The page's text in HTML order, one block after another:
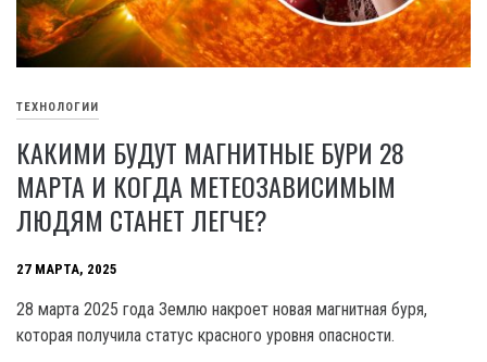
ТЕХНОЛОГИИ
КАКИМИ БУДУТ МАГНИТНЫЕ БУРИ 28
МАРТА И КОГДА МЕТЕОЗАВИСИМЫМ
ЛЮДЯМ СТАНЕТ ЛЕГЧЕ?
27 МАРТА, 2025
28 марта 2025 года Землю накроет новая магнитная буря,
которая получила статус красного уровня опасности.